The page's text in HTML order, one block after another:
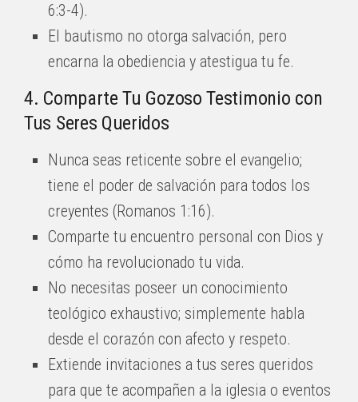
6:3-4).
El bautismo no otorga salvación, pero
encarna la obediencia y atestigua tu fe.
4. Comparte Tu Gozoso Testimonio con
Tus Seres Queridos
Nunca seas reticente sobre el evangelio;
tiene el poder de salvación para todos los
creyentes (Romanos 1:16).
Comparte tu encuentro personal con Dios y
cómo ha revolucionado tu vida.
No necesitas poseer un conocimiento
teológico exhaustivo; simplemente habla
desde el corazón con afecto y respeto.
Extiende invitaciones a tus seres queridos
para que te acompañen a la iglesia o eventos